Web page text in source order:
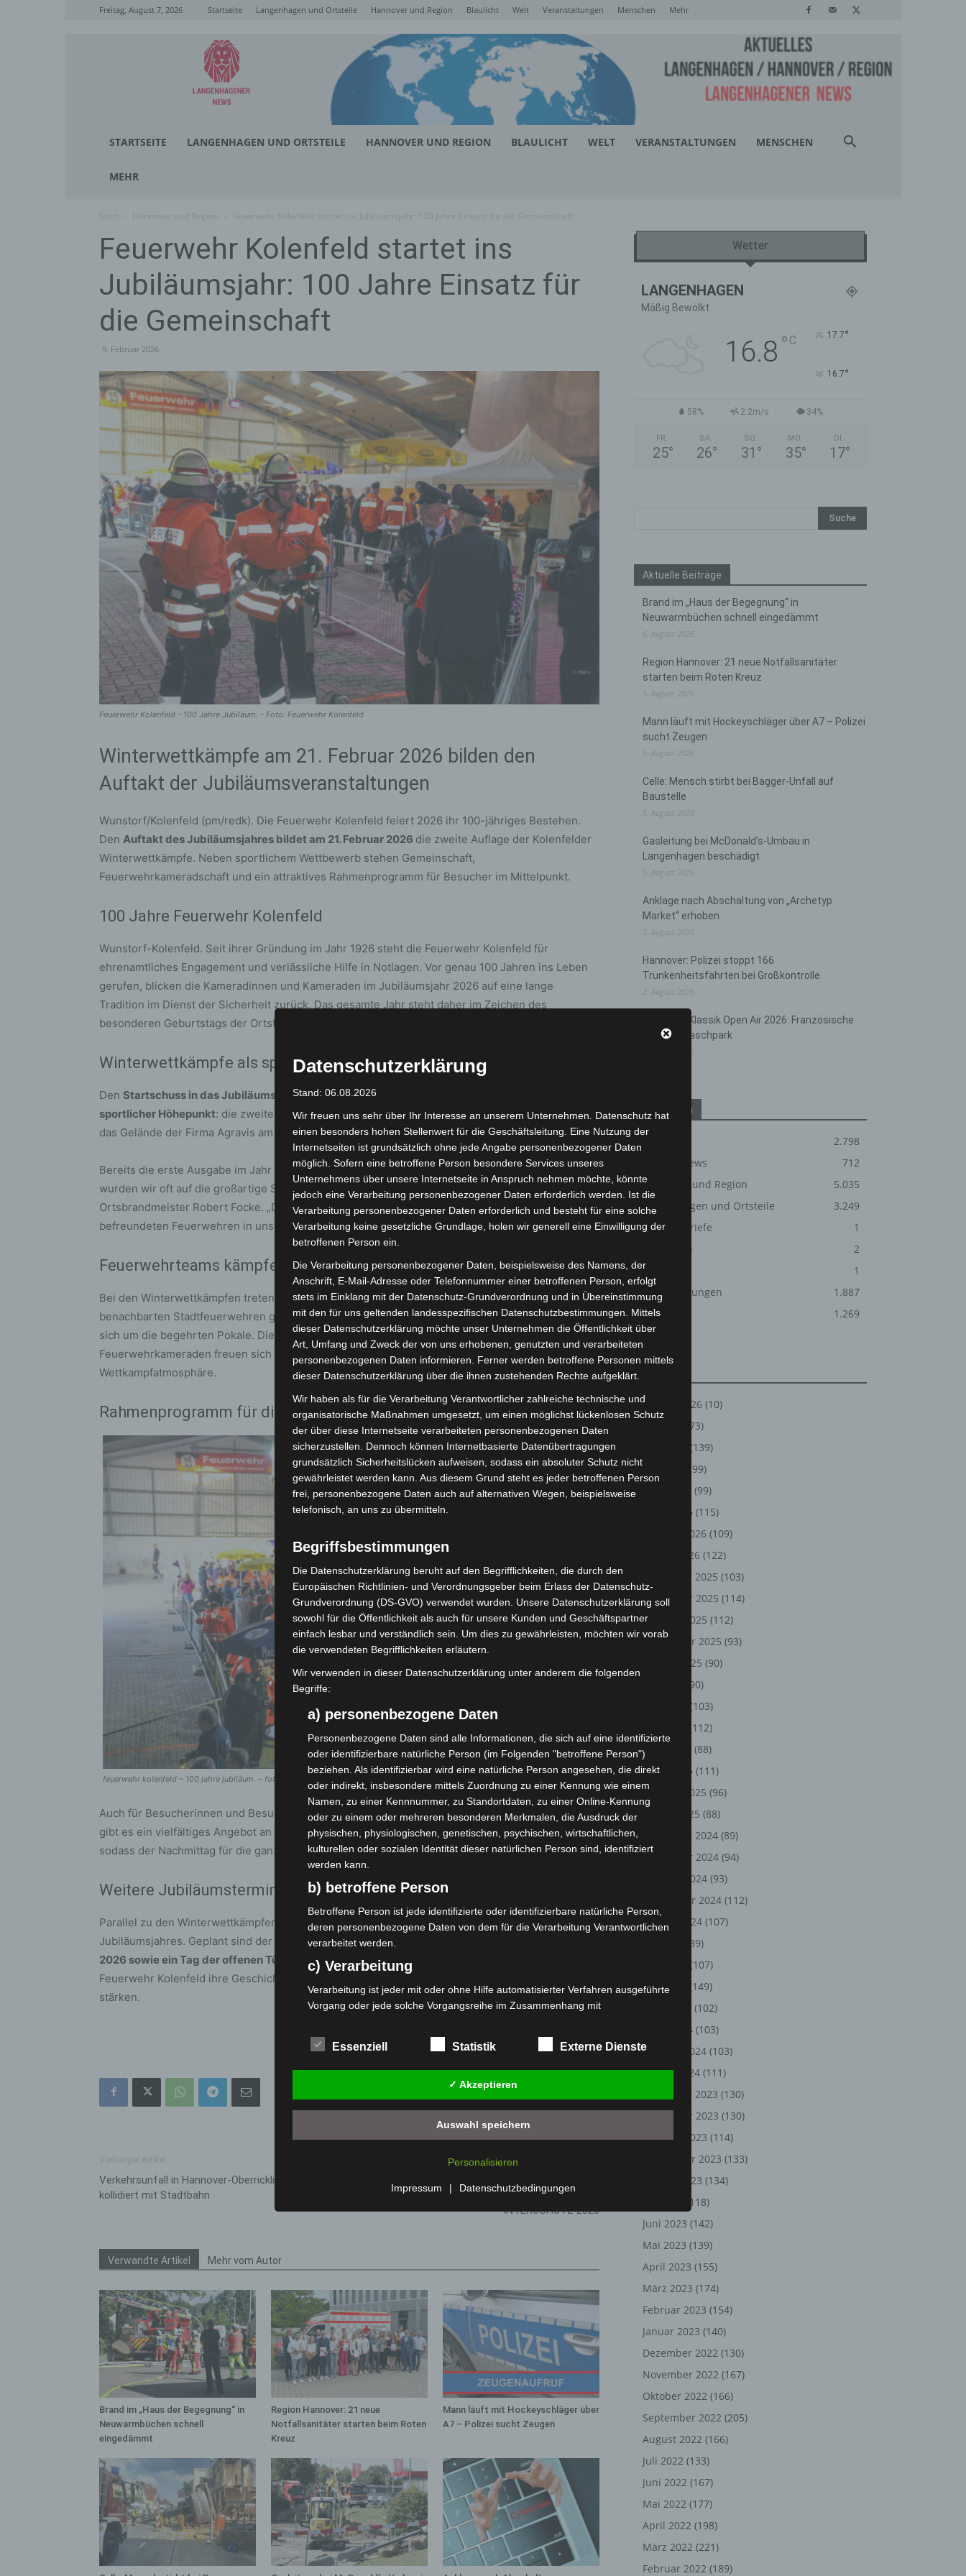
Freitag, August 7, 2026 Startseite Langenhagen und Ortsteile Hannover und Region Blaulicht Welt Veranstaltungen Menschen Mehr
Langenhagener
News
STARTSEITE LANGENHAGEN UND ORTSTEILE HANNOVER UND REGION BLAULICHT WELT VERANSTALTUNGEN MENSCHEN
MEHR
Feuerwehr Kolenfeld startet ins
Jubiläumsjahr: 100 Jahre Einsatz für
die Gemeinschaft
9. Februar 2026
Feuerwehr Kolenfeld - 100 Jahre Jubiläum. - Foto: Feuerwehr Kolenfeld
Winterwettkämpfe am 21. Februar 2026 bilden den
Auftakt der Jubiläumsveranstaltungen
Wunstorf/Kolenfeld (pm/redk). Die Feuerwehr Kolenfeld feiert 2026 ihr 100-jähriges Bestehen.
Den Auftakt des Jubiläumsjahres bildet am 21. Februar 2026 die zweite Auflage der Kolenfelder
Winterwettkämpfe. Neben sportlichem Wettbewerb stehen Gemeinschaft,
Feuerwehrkameradschaft und ein attraktives Rahmenprogramm für Besucher im Mittelpunkt.
100 Jahre Feuerwehr Kolenfeld
Wunstorf-Kolenfeld. Seit ihrer Gründung im Jahr 1926 steht die Feuerwehr Kolenfeld für
ehrenamtliches Engagement und verlässliche Hilfe in Notlagen. Vor genau 100 Jahren ins Leben
gerufen, blicken die Kameradinnen und Kameraden im Jubiläumsjahr 2026 auf eine lange
Tradition im Dienst der Sicherheit zurück. Das gesamte Jahr steht daher im Zeichen des
besonderen Geburtstags der Ortsfeuerwehr.
Winterwettkämpfe als sportlicher Jubiläumsauftakt
Den Startschuss in das Jubiläumsjahr bildet am Samstag, 21. Februar 2026, ab 14 Uhr ein
sportlicher Höhepunkt: die zweite Auflage der Kolenfelder Winterwettkämpfe. Austragungsort ist
das Gelände der Firma Agravis am Mittellandkanal in Kolenfeld.
Bereits die erste Ausgabe im Jahr 2019 war ein großer Erfolg. „Seit dem letzten Wettkampf
wurden wir oft auf die großartige Stimmung und eine Wiederholung angesprochen“, berichtet
Ortsbrandmeister Robert Focke. „Das nehmen wir nun gerne zum Anlass und starten mit vielen
befreundeten Feuerwehren in unser Jubiläumsjahr.“
Feuerwehrteams kämpfen um Pokale
Bei den Winterwettkämpfen treten Teams aus den Feuerwehren der Stadt Wunstorf sowie aus
benachbarten Stadtfeuerwehren gegeneinander an. In einem dreiteiligen Löschangriff messen sie
sich um die begehrten Pokale. Die teilnehmenden Feuerwehrkameradinnen und
Feuerwehrkameraden freuen sich auf zahlreiche Zuschauer und eine lebendige
Wettkampfatmosphäre.
Rahmenprogramm für die ganze Familie
feuerwehr kolenfeld – 100 jahre jubiläum. – foto: feuerwehr kolenfeld
Auch für Besucherinnen und Besucher wird einiges geboten. Neben spannenden Wettkämpfen
gibt es ein vielfältiges Angebot an Speisen und Getränken. Für Kinder steht eine Hüpfburg bereit,
sodass der Nachmittag für die ganze Familie attraktiv gestaltet ist.
Weitere Jubiläumstermine im Jahr 2026
Parallel zu den Winterwettkämpfen laufen bereits die Vorbereitungen für weitere Höhepunkte des
Jubiläumsjahres. Geplant sind der Festkommers„100 Jahre Feuerwehr Kolenfeld“ am 18. Juni
2026 sowie ein Tag der offenen Tür am 22. August 2026
Feuerwehr Kolenfeld ihre Geschichte würdigen und zugleich den Austausch mit der Bevölkerung
stärken.
Verkehrsunfall in Hannover-Oberricklingen: Auto
kollidiert mit Stadtbahn
sich mit starken Partnern auf der Weltleitmesse
INTERSCHUTZ 2026
Verwandte Artikel Mehr vom Autor
Brand im „Haus der Begegnung“ in
Neuwarmbüchen schnell
eingedämmt
Region Hannover: 21 neue
Notfallsanitäter starten beim Roten
Kreuz
Mann läuft mit Hockeyschläger über
A7 – Polizei sucht Zeugen
Wetter
LANGENHAGEN
Mäßig Bewölkt
16.8 ° C 17.7°
16.7°
58% 2.2m/s 34%
FR.
25°
SA.
26°
SO.
31 °
MO.
35°
DI.
17°
Aktuelle Beiträge
Brand im „Haus der Begegnung“ in
Neuwarmbüchen schnell eingedämmt
6. August 2026
Region Hannover: 21 neue Notfallsanitäter
starten beim Roten Kreuz
5. August 2026
Mann läuft mit Hockeyschläger über A7 – Polizei
sucht Zeugen
5. August 2026
Celle: Mensch stirbt bei Bagger-Unfall auf
Baustelle
5. August 2026
Gasleitung bei McDonald’s-Umbau in
Langenhagen beschädigt
5. August 2026
Anklage nach Abschaltung von „Archetyp
Market“ erhoben
3. August 2026
Hannover: Polizei stoppt 166
Trunkenheitsfahrten bei Großkontrolle
2. August 2026
Hannover Klassik Open Air 2026: Französische
Oper im Maschpark
Kategorien
2.798
Corona-News
712
Hannover und Region
5.035
Langenhagen und Ortsteile
3.249
Leserbriefe
1
Menschen
2
Über uns
1
Veranstaltungen
1.887
Welt
1.269
August 2026 (10)
(73)
(139)
(99)
(99)
März 2026 (115)
Februar 2026 (109)
Januar 2026 (122)
Dezember 2025 (103)
November 2025 (114)
Oktober 2025 (112)
September 2025 (93)
August 2025 (90)
(90)
(103)
(112)
April 2025
(88)
März 2025 (111)
Februar 2025 (96)
Januar 2025 (88)
Dezember 2024 (89)
November 2024 (94)
Oktober 2024 (93)
September 2024 (112)
August 2024 (107)
(89)
(107)
Mai 2024
(149)
(102)
März 2024 (103)
Februar 2024 (103)
Januar 2024 (111)
Dezember 2023 (130)
November 2023 (130)
Oktober 2023 (114)
September 2023 (133)
August 2023 (134)
(118)
Juni 2023 (142)
Mai 2023 (139)
April 2023 (155)
März 2023 (174)
Februar 2023 (154)
Januar 2023 (140)
Dezember 2022 (130)
November 2022 (167)
Oktober 2022 (166)
September 2022 (205)
August 2022 (166)
Juli 2022 (133)
Juni 2022 (167)
Mai 2022 (177)
April 2022 (198)
März 2022 (221)
Februar 2022 (189)
Datenschutzerklärung
Stand: 06.08.2026
Wir freuen uns sehr über Ihr Interesse an unserem Unternehmen. Datenschutz hat
einen besonders hohen Stellenwert für die Geschäftsleitung. Eine Nutzung der
Internetseiten ist grundsätzlich ohne jede Angabe personenbezogener Daten
möglich. Sofern eine betroffene Person besondere Services unseres
Unternehmens über unsere Internetseite in Anspruch nehmen möchte, könnte
jedoch eine Verarbeitung personenbezogener Daten erforderlich werden. Ist die
Verarbeitung personenbezogener Daten erforderlich und besteht für eine solche
Verarbeitung keine gesetzliche Grundlage, holen wir generell eine Einwilligung der
betroffenen Person ein.
Die Verarbeitung personenbezogener Daten, beispielsweise des Namens, der
Anschrift, E-Mail-Adresse oder Telefonnummer einer betroffenen Person, erfolgt
stets im Einklang mit der Datenschutz-Grundverordnung und in Übereinstimmung
mit den für uns geltenden landesspezifischen Datenschutzbestimmungen. Mittels
dieser Datenschutzerklärung möchte unser Unternehmen die Öffentlichkeit über
Art, Umfang und Zweck der von uns erhobenen, genutzten und verarbeiteten
personenbezogenen Daten informieren. Ferner werden betroffene Personen mittels
dieser Datenschutzerklärung über die ihnen zustehenden Rechte aufgeklärt.
Wir haben als für die Verarbeitung Verantwortlicher zahlreiche technische und
organisatorische Maßnahmen umgesetzt, um einen möglichst lückenlosen Schutz
der über diese Internetseite verarbeiteten personenbezogenen Daten
sicherzustellen. Dennoch können Internetbasierte Datenübertragungen
grundsätzlich Sicherheitslücken aufweisen, sodass ein absoluter Schutz nicht
gewährleistet werden kann. Aus diesem Grund steht es jeder betroffenen Person
frei, personenbezogene Daten auch auf alternativen Wegen, beispielsweise
telefonisch, an uns zu übermitteln.
Begriffsbestimmungen
Die Datenschutzerklärung beruht auf den Begrifflichkeiten, die durch den
Europäischen Richtlinien- und Verordnungsgeber beim Erlass der Datenschutz-
Grundverordnung (DS-GVO) verwendet wurden. Unsere Datenschutzerklärung soll
sowohl für die Öffentlichkeit als auch für unsere Kunden und Geschäftspartner
einfach lesbar und verständlich sein. Um dies zu gewährleisten, möchten wir vorab
die verwendeten Begrifflichkeiten erläutern.
Wir verwenden in dieser Datenschutzerklärung unter anderem die folgenden
Begriffe:
a) personenbezogene Daten
Personenbezogene Daten sind alle Informationen, die sich auf eine identifizierte
oder identifizierbare natürliche Person (im Folgenden "betroffene Person")
beziehen. Als identifizierbar wird eine natürliche Person angesehen, die direkt
oder indirekt, insbesondere mittels Zuordnung zu einer Kennung wie einem
Namen, zu einer Kennnummer, zu Standortdaten, zu einer Online-Kennung
oder zu einem oder mehreren besonderen Merkmalen, die Ausdruck der
physischen, physiologischen, genetischen, psychischen, wirtschaftlichen,
kulturellen oder sozialen Identität dieser natürlichen Person sind, identifiziert
werden kann.
b) betroffene Person
Betroffene Person ist jede identifizierte oder identifizierbare natürliche Person,
deren personenbezogene Daten von dem für die Verarbeitung Verantwortlichen
verarbeitet werden.
c) Verarbeitung
Verarbeitung ist jeder mit oder ohne Hilfe automatisierter Verfahren ausgeführte
Vorgang oder jede solche Vorgangsreihe im Zusammenhang mit
das Ordnen, die Speicherung, die Anpassung oder Veränderung, das Auslesen,
das Abfragen, die Verwendung, die Offenlegung durch Übermittlung, Verbreitung
oder eine andere Form der Bereitstellung, den Abgleich oder die Verknüpfung,
die Einschränkung, das Löschen oder die Vernichtung.
d) Einschränkung der Verarbeitung
Einschränkung der Verarbeitung ist die Markierung gespeicherter
Profiling ist jede Art der automatisierten Verarbeitung personenbezogener
Daten, die darin besteht, dass diese personenbezogenen Daten verwendet
werden, um bestimmte persönliche Aspekte, die sich auf eine natürliche Person
wirtschaftlicher Lage, Gesundheit, persönlicher Vorlieben, Interessen,
Zuverlässigkeit, Verhalten, Aufenthaltsort oder Ortswechsel dieser natürlichen
Person zu analysieren oder vorherzusagen.
f) Pseudonymisierung
Pseudonymisierung ist die Verarbeitung personenbezogener Daten in einer
Weise, auf welche die personenbezogenen Daten ohne Hinzuziehung
zusätzlicher Informationen nicht mehr einer spezifischen betroffenen Person
zugeordnet werden können, sofern diese zusätzlichen Informationen gesondert
aufbewahrt werden und technischen und organisatorischen Maßnahmen
unterliegen, die gewährleisten, dass die personenbezogenen Daten nicht einer
identifizierten oder identifizierbaren natürlichen Person zugewiesen werden.
g) Verantwortlicher oder für die Verarbeitung
Verantwortlicher
Verantwortlicher oder für die Verarbeitung Verantwortlicher ist die natürliche
oder juristische Person, Behörde, Einrichtung oder andere Stelle, die allein oder
gemeinsam mit anderen über die Zwecke und Mittel der Verarbeitung von
personenbezogenen Daten entscheidet. Sind die Zwecke und Mittel dieser
Verarbeitung durch das Unionsrecht oder das Recht der Mitgliedstaaten
Essenziell Statistik Externe Dienste
✓ Akzeptieren
Auswahl speichern
Personalisieren
Impressum | Datenschutzbedingungen